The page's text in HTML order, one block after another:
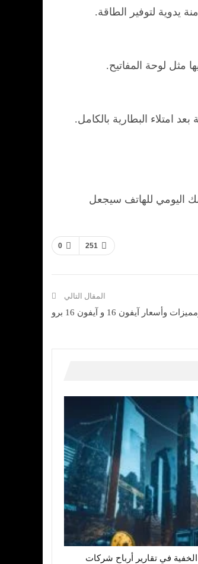
يدوية لتوفير الطاقة.
مثل لوحة المفاتيح.
البطارية بالكامل.
اليومي للهاتف سيجعل
0 251
المقال التالي
آيفون 16 و آيفون 16 برو
في تقارير أرباح شركات